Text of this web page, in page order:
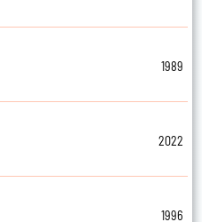
1989
2022
1996